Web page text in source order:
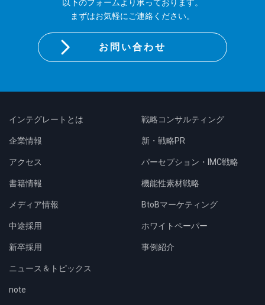
以下のフォームより承っております。
まずはお気軽にご連絡ください。
お問い合わせ
インテグレートとは
企業情報
アクセス
書籍情報
メディア情報
中途採用
新卒採用
ニュース＆トピックス
note
戦略コンサルティング
新・戦略PR
パーセプション・IMC戦略
機能性素材戦略
BtoBマーケティング
ホワイトペーパー
事例紹介